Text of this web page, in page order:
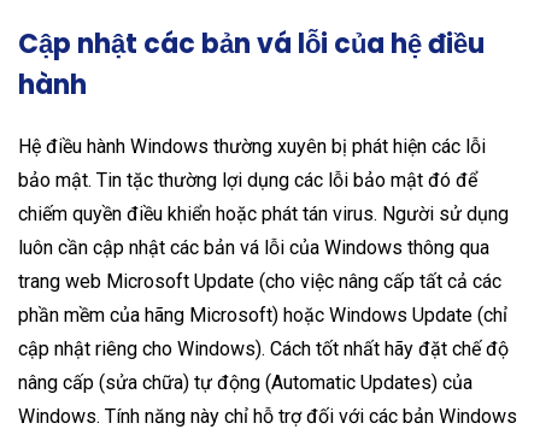
Cập nhật các bản vá lỗi của hệ điều
hành
Hệ điều hành Windows thường xuyên bị phát hiện các lỗi
bảo mật. Tin tặc thường lợi dụng các lỗi bảo mật đó để
chiếm quyền điều khiển hoặc phát tán virus. Người sử dụng
luôn cần cập nhật các bản vá lỗi của Windows thông qua
trang web Microsoft Update (cho việc nâng cấp tất cả các
phần mềm của hãng Microsoft) hoặc Windows Update (chỉ
cập nhật riêng cho Windows). Cách tốt nhất hãy đặt chế độ
nâng cấp (sửa chữa) tự động (Automatic Updates) của
Windows. Tính năng này chỉ hỗ trợ đối với các bản Windows